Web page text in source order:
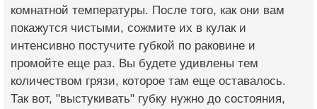
комнатной температуры. После того, как они вам
покажутся чистыми, сожмите их в кулак и
интенсивно постучите губкой по раковине и
промойте еще раз. Вы будете удивлены тем
количеством грязи, которое там еще оставалось.
Так вот, "выстукивать" губку нужно до состояния,